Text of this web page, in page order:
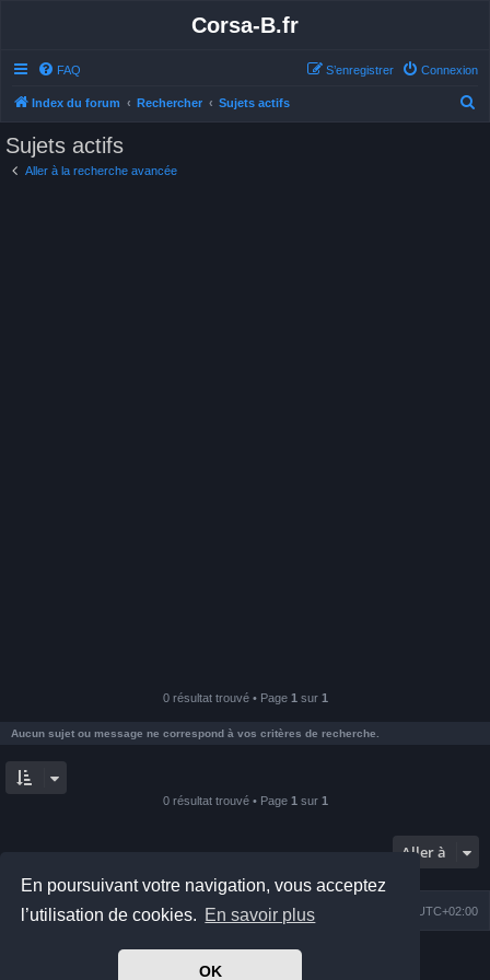
En poursuivant votre navigation, vous acceptez
l’utilisation de cookies. En savoir plus
OK
Corsa-B.fr
FAQ Connexion
S’enregistrer
Index du forum Rechercher Sujets actifs
Sujets actifs
Aller à la recherche avancée
0 résultat trouvé • Page 1 sur 1
Aucun sujet ou message ne correspond à vos critères de recherche.
0 résultat trouvé • Page 1 sur 1
Aller à
Index du forum UTC+02:00
Nous contacter
Développé parphpBB® Forum Software © phpBB Limited
Prosilver Dark Edition by